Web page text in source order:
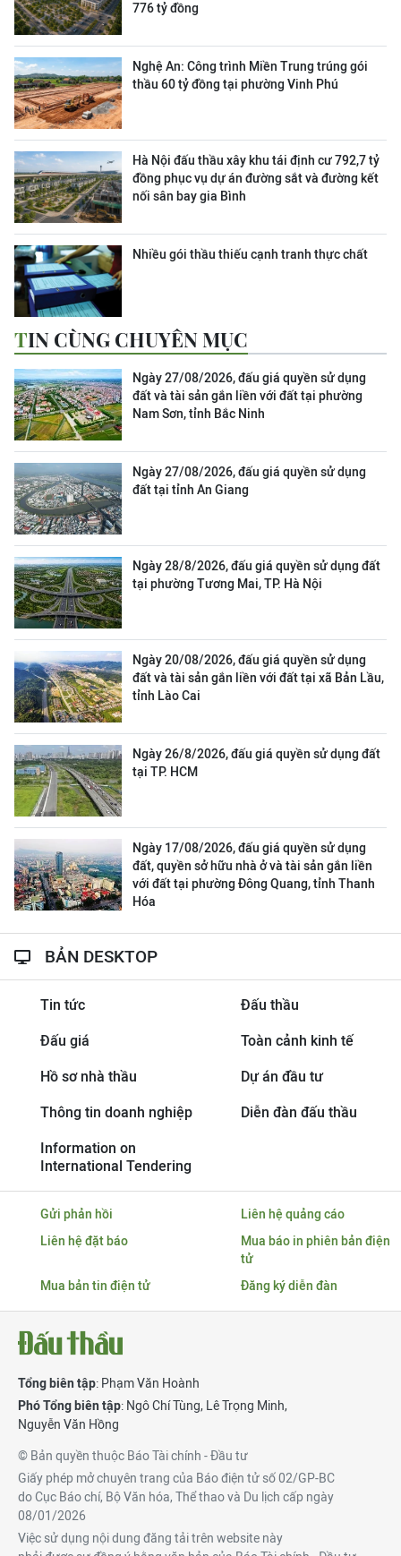
776 tỷ đồng
Nghệ An: Công trình Miền Trung trúng gói
thầu 60 tỷ đồng tại phường Vinh Phú
Hà Nội đấu thầu xây khu tái định cư 792,7 tỷ
đồng phục vụ dự án đường sắt và đường kết
nối sân bay gia Bình
Nhiều gói thầu thiếu cạnh tranh thực chất
TIN CÙNG CHUYÊN MỤC
Ngày 27/08/2026, đấu giá quyền sử dụng
đất và tài sản gắn liền với đất tại phường
Nam Sơn, tỉnh Bắc Ninh
Ngày 27/08/2026, đấu giá quyền sử dụng
đất tại tỉnh An Giang
Ngày 28/8/2026, đấu giá quyền sử dụng đất
tại phường Tương Mai, TP. Hà Nội
Ngày 20/08/2026, đấu giá quyền sử dụng
đất và tài sản gắn liền với đất tại xã Bản Lầu,
tỉnh Lào Cai
Ngày 26/8/2026, đấu giá quyền sử dụng đất
tại TP. HCM
Ngày 17/08/2026, đấu giá quyền sử dụng
đất, quyền sở hữu nhà ở và tài sản gắn liền
với đất tại phường Đông Quang, tỉnh Thanh
Hóa
BẢN DESKTOP
Tin tức Đấu thầu
Đấu giá Toàn cảnh kinh tế
Hồ sơ nhà thầu Dự án đầu tư
Thông tin doanh nghiệp Diễn đàn đấu thầu
Information on
International Tendering
Gửi phản hồi
Liên hệ quảng cáo
Liên hệ đặt báo
Mua báo in phiên bản điện
tử
Mua bản tin điện tử
Đăng ký diễn đàn
Tổng biên tập: Phạm Văn Hoành
Phó Tổng biên tập: Ngô Chí Tùng, Lê Trọng Minh,
Nguyễn Văn Hồng
© Bản quyền thuộc Báo Tài chính - Đầu tư
Giấy phép mở chuyên trang của Báo điện tử số 02/GP-BC
do Cục Báo chí, Bộ Văn hóa, Thể thao và Du lịch cấp ngày
08/01/2026
Việc sử dụng nội dung đăng tải trên website này